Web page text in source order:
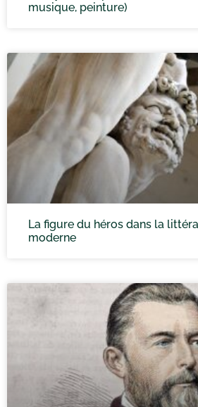
musique, peinture)
La figure du héros dans la
moderne